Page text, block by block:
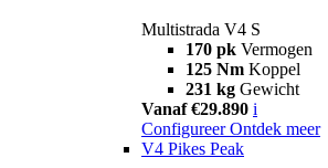
Multistrada V4 S
170 pk Vermogen
125 Nm Koppel
231 kg Gewicht
Vanaf €29.890 i
Configureer Ontdek meer
V4 Pikes Peak